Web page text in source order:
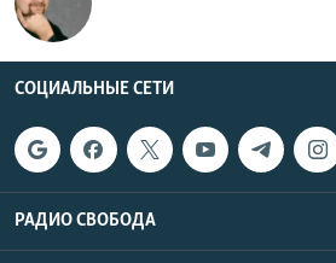
СОЦИАЛЬНЫЕ СЕТИ
РАДИО СВОБОДА